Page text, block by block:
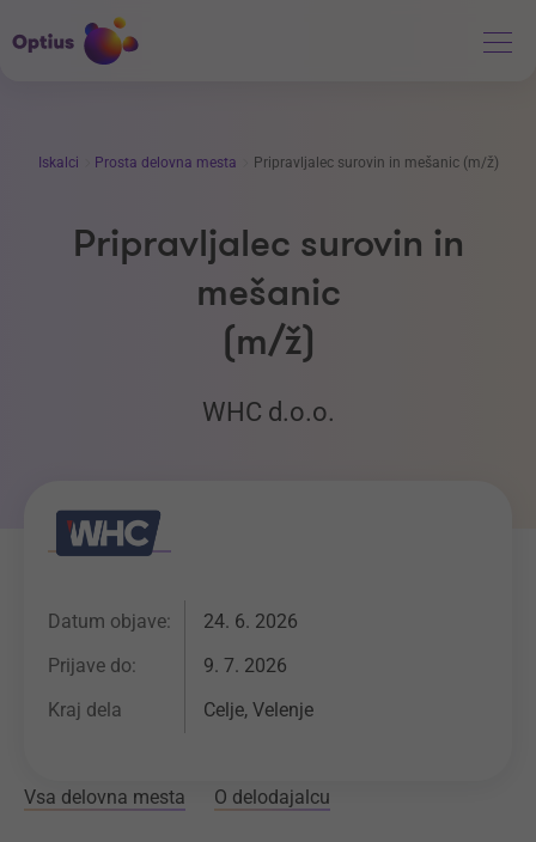
Iskalci Prosta delovna mesta Pripravljalec surovin in mešanic (m/ž)
Pripravljalec surovin in
mešanic
(m/ž)
WHC d.o.o.
Datum objave:
24. 6. 2026
Prijave do:
9. 7. 2026
Kraj dela
Celje, Velenje
Vsa delovna mesta O delodajalcu